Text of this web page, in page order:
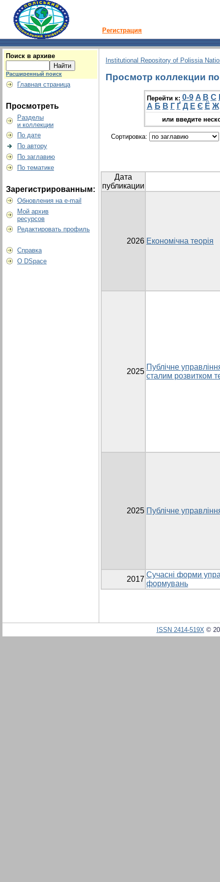
Регистрация
Поиск в архиве
Расширенный поиск
Главная страница
Просмотреть
Разделы
и коллекции
По дате
По автору
По заглавию
По тематике
Зарегистрированным:
Обновления на e-mail
Мой архив
ресурсов
Редактировать профиль
Справка
О DSpace
Institutional Repository of Polissia
Просмотр коллекции
Перейти к: 0-9 A B C
А Б В Г Ґ Д Е Є Ё Ж
или введите
Сортировка:
Дата
публикации
2026 Економічна теорія
2025
Публічне
сталим розвитком
2025 Публічне
2017
Сучасні форми
формувань
ISSN 2414-519X©